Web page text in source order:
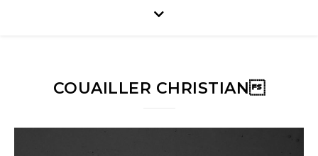
COUAILLER CHRISTIAN